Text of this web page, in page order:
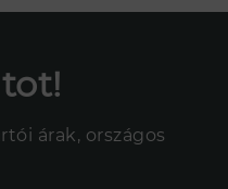
árak, országos